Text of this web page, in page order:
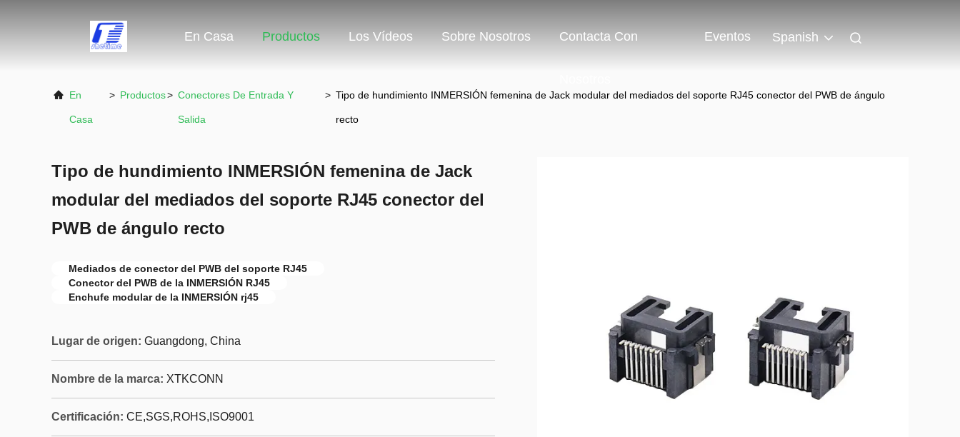
En Casa Productos Los Vídeos Sobre Nosotros Contacta Con Eventos Spanish
En
Casa
> Productos> Conectores De Entrada Y
Salida
> Tipo de hundimiento INMERSIÓN femenina de Jack modular del mediados del soporte RJ45 conector del PWB de ángulo
recto
Tipo de hundimiento INMERSIÓN femenina de Jack
modular del mediados del soporte RJ45 conector del
PWB de ángulo recto
Mediados de conector del PWB del soporte RJ45
Conector del PWB de la INMERSIÓN RJ45
Enchufe modular de la INMERSIÓN rj45
Lugar de origen: Guangdong, China
Nombre de la marca: XTKCONN
Certificación: CE,SGS,ROHS,ISO9001